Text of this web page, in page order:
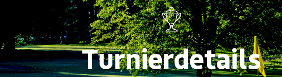
Turnierdetails